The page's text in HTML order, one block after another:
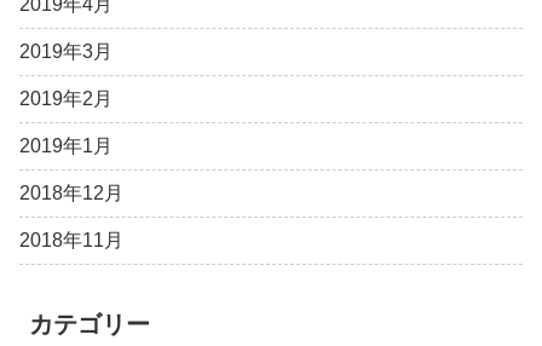
2019年4月
2019年3月
2019年2月
2019年1月
2018年12月
2018年11月
カテゴリー